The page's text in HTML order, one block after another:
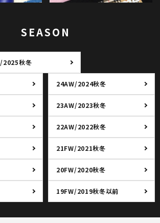
SEASON
2025秋冬
24AW/2024秋冬
23AW/2023秋冬
22AW/2022秋冬
21FW/2021秋冬
20FW/2020秋冬
19FW/2019秋冬以前